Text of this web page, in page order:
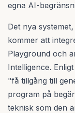
egna AI-
Det nya
kommer att
Playground och
Intelligence.
"få tillgång till
program på
teknisk som den